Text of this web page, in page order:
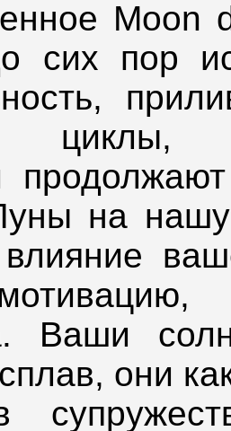
Moon
сих пор
циклы,
на
влияние
Ваши
они